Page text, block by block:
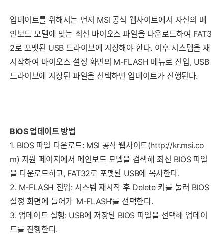
업데이트를 위해서는 먼저 MSI 공식 웹사이트에서 자신의 메
인보드 모델에 맞는 최신 바이오스 파일을 다운로드하여 FAT3
2로 포맷된 USB 드라이브에 저장해야 한다. 이후 시스템을 재
시작하여 바이오스 설정 화면의 M-FLASH 메뉴로 진입, USB
드라이브에 저장된 파일을 선택하면 업데이트가 진행된다.
BIOS 업데이트 방법
1. BIOS 파일 다운로드: MSI 공식 웹사이트(http://kr.msi.co
m) 지원 페이지에서 메인보드 모델을 검색해 최신 BIOS 파일
을 다운로드하고, FAT32로 포맷된 USB에 복사한다.
2. M-FLASH 진입: 시스템 재시작 후 Delete 키를 눌러 BIOS
설정 화면에 들어가 ‘M-FLASH’를 선택한다.
3. 업데이트 실행: USB에 저장된 BIOS 파일을 선택해 업데이
트를 진행한다.